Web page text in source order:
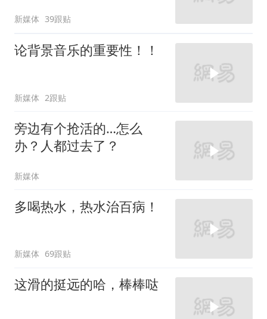
新媒体 39跟贴
论背景音乐的重要性！！
新媒体 2跟贴
旁边有个抢活的…怎么
办？人都过去了？
新媒体
多喝热水，热水治百病！
新媒体 69跟贴
这滑的挺远的哈，棒棒哒